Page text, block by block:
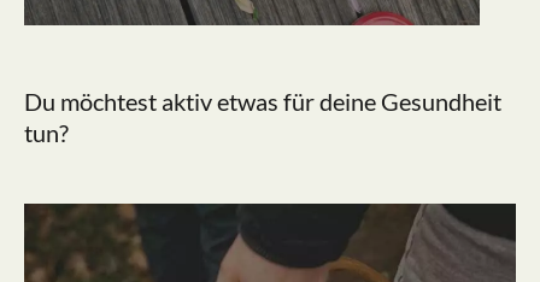
Du möchtest aktiv etwas für deine Gesundheit
tun?